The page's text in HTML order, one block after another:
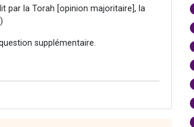
par la Torah [opinion majoritaire], la
supplémentaire.